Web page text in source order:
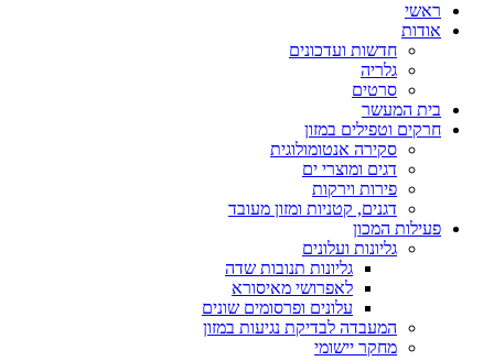
ראשי
אודות
חדשות ועדכונים
גלריה
סרטים
בית המעשר
חרקים וטפילים במזון
סקירה אנטומולוגית
דגים ומוצרי ים
פירות וירקות
דגנים, קטניות ומזון מעובד
פעילות המכון
גליונות ועלונים
גליונות תנובות שדה
לאפרושי מאיסורא
עלונים ופרסומים שונים
המעבדה לבדיקת נגיעות במזון
מחקר יישומי